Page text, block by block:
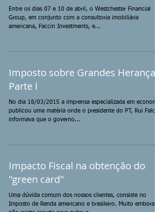
Entre os dias 07 e 10 de abril, o Westchester Financial
Group, em conjunto com a consultoria imobiliária
americana, Faccin Investments, e...
Imposto sobre Grandes Heranças
Parte I
No dia 18/03/2015 a imprensa especializada em
publicou uma matéria onde o presidente do PT, Rui
informava que o governo...
Impacto Fiscal na obtenção do
"green card"
Uma dúvida comum dos nossos clientes, consiste no
Imposto de Renda americano e brasileiro. Muito embora